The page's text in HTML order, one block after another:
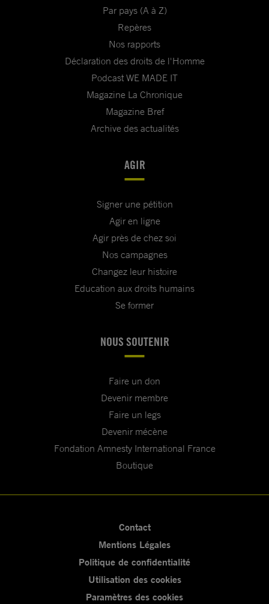
Par pays (A à Z)
Repères
Nos rapports
Déclaration des droits de l'Homme
Podcast WE MADE IT
Magazine La Chronique
Magazine Bref
Archive des actualités
AGIR
Signer une pétition
Agir en ligne
Agir près de chez soi
Nos campagnes
Changez leur histoire
Education aux droits humains
Se former
NOUS SOUTENIR
Faire un don
Devenir membre
Faire un legs
Devenir mécène
Fondation Amnesty International France
Boutique
Contact
Mentions Légales
Politique de confidentialité
Utilisation des cookies
Paramètres des cookies